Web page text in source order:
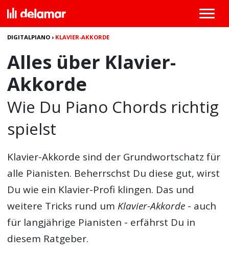
DIGITALPIANO › KLAVIER-AKKORDE
Alles über Klavier-
Akkorde
Wie Du Piano Chords richtig
spielst
Klavier-Akkorde sind der Grundwortschatz für
alle Pianisten. Beherrschst Du diese gut, wirst
Du wie ein Klavier-Profi klingen. Das und
weitere Tricks rund um Klavier-Akkorde - auch
für langjährige Pianisten - erfährst Du in
diesem Ratgeber.